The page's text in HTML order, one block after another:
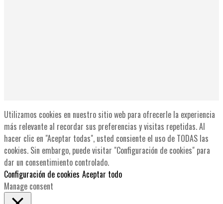
Utilizamos cookies en nuestro sitio web para ofrecerle la experiencia
más relevante al recordar sus preferencias y visitas repetidas. Al
hacer clic en "Aceptar todas", usted consiente el uso de TODAS las
cookies. Sin embargo, puede visitar "Configuración de cookies" para
dar un consentimiento controlado.
Configuración de cookies Aceptar todo
Manage consent